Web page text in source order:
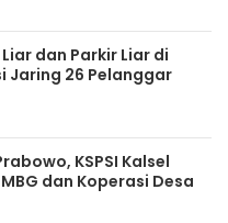
dan Parkir Liar di
Jaring 26 Pelanggar
KSPSI Kalsel
dan Koperasi Desa